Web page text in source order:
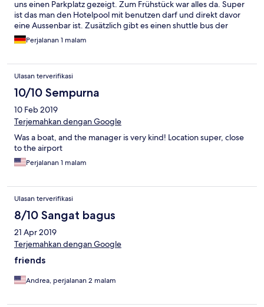
uns einen Parkplatz gezeigt. Zum Frühstück war alles da. Super
ist das man den Hotelpool mit benutzen darf und direkt davor
eine Aussenbar ist. Zusätzlich gibt es einen shuttle bus der
einen jede volle Stunde kostenlos downtown nach key west in
die Altstadt bringt. (Und kostenlos zurück) Lohnt sich auf jeden
Perjalanan 1 malam
Ulasan terverifikasi
10/10 Sempurna
10 Feb 2019
Terjemahkan dengan Google
Was a boat, and the manager is very kind! Location super, close
to the airport
Perjalanan 1 malam
Ulasan terverifikasi
8/10 Sangat bagus
21 Apr 2019
Terjemahkan dengan Google
friends
Andrea, perjalanan 2 malam